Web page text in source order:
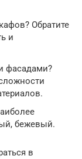
Обратите
и
фасадами?
бежевый.
в